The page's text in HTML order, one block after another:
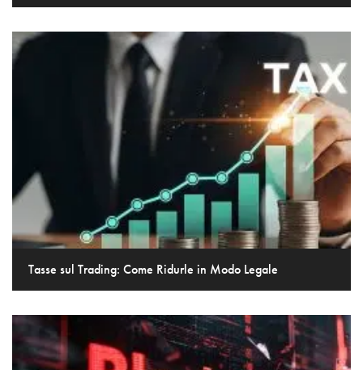
Tasse sul Trading: Come Ridurle in Modo Legale